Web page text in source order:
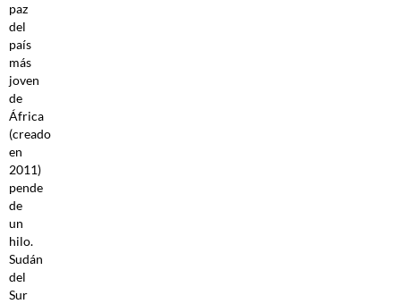
paz
del
país
más
joven
de
África
(creado
en
2011)
pende
de
un
hilo.
Sudán
del
Sur